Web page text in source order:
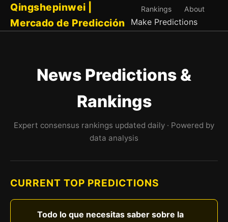
Qingshepinwei |
Mercado de Predicción
Rankings About
Make Predictions
News Predictions &
Rankings
Expert consensus rankings updated daily · Powered by
data analysis
CURRENT TOP PREDICTIONS
Todo lo que necesitas saber sobre la